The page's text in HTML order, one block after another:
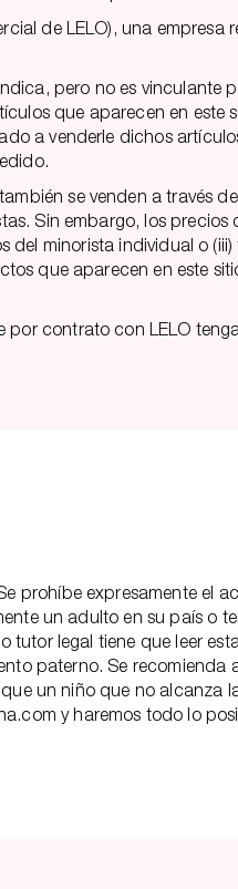
de LELO), una
pero no es vinculante
que aparecen en este
a venderle dichos
se venden a través
Sin embargo, los
del minorista individual o
que aparecen en este
contrato con LELO
prohíbe expresamente el
un adulto en su país o
legal tiene que leer
paterno. Se
un niño que no alcanza
y haremos todo lo